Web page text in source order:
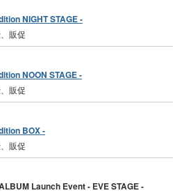
NIGHT STAGE -
販促
NOON STAGE -
販促
BOX -
販促
Launch Event - EVE STAGE -